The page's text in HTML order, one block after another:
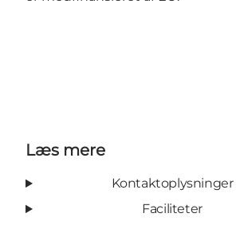
Læs mere
Kontaktoplysninger
Faciliteter